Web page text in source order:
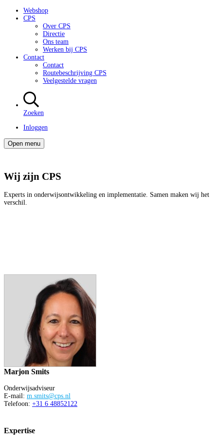
Webshop
CPS
Over CPS
Directie
Ons team
Werken bij CPS
Contact
Contact
Routebeschrijving CPS
Veelgestelde vragen
Zoeken
Inloggen
Open menu
Wij zijn CPS
Experts in onderwijsontwikkeling en implementatie. Samen maken wij het
verschil.
Marjon Smits
Onderwijsadviseur
E-mail: m.smits@cps.nl
Telefoon: +31 6 48852122
Expertise